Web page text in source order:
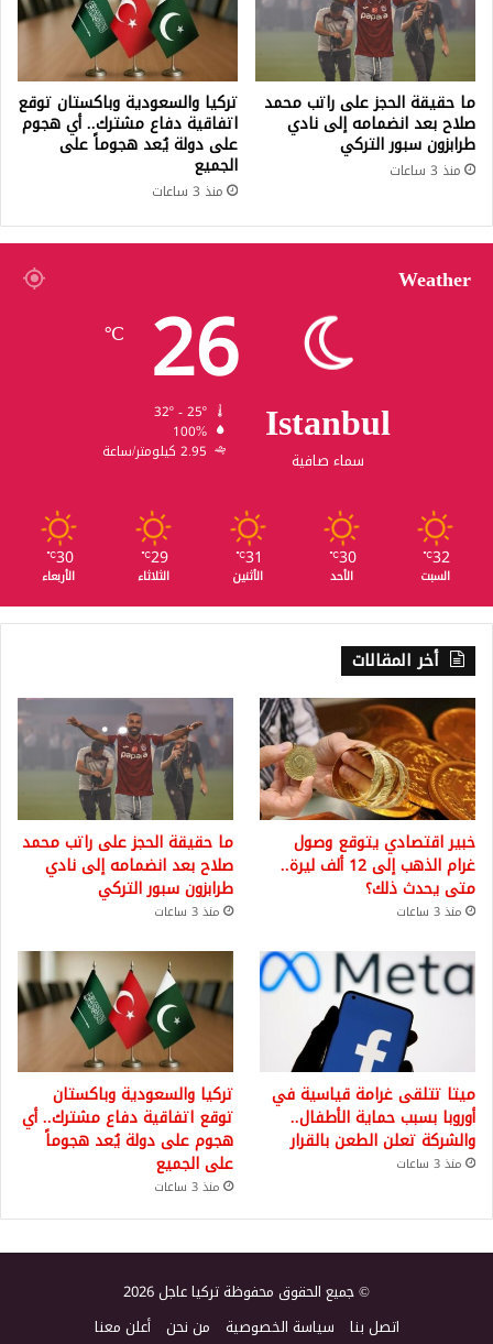
ما حقيقة الحجز على راتب محمد
صلاح بعد انضمامه إلى نادي
طرابزون سبور التركي
منذ 3 ساعات
تركيا والسعودية وباكستان توقع
اتفاقية دفاع مشترك.. أي هجوم
على دولة يُعد هجوماً على
الجميع
منذ 3 ساعات
Weather
Istanbul
سماء صافية
26
℃
100%
2.95 كيلومتر/ساعة
32
℃
السبت
30
℃
الأحد
31
℃
الأثنين
29
℃
الثلاثاء
30
℃
الأربعاء
أخر المقالات
خبير اقتصادي يتوقع وصول
غرام الذهب إلى 12 ألف ليرة..
متى يحدث ذلك؟
منذ 3 ساعات
ما حقيقة الحجز على راتب محمد
صلاح بعد انضمامه إلى نادي
طرابزون سبور التركي
منذ 3 ساعات
ميتا تتلقى غرامة قياسية في
أوروبا بسبب حماية الأطفال..
والشركة تعلن الطعن بالقرار
منذ 3 ساعات
تركيا والسعودية وباكستان
توقع اتفاقية دفاع مشترك.. أي
هجوم على دولة يُعد هجوماً
على الجميع
منذ 3 ساعات
© جميع الحقوق محفوظة تركيا عاجل 2026
اتصل بنا سياسة الخصوصية من نحن أعلن معنا